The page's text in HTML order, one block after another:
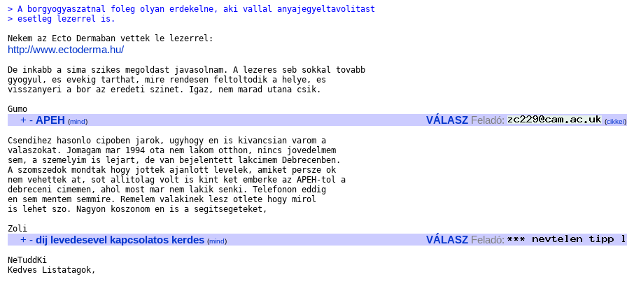
> A borgyogyaszatnal foleg olyan erdekelne, aki vallal anyajegyeltavolitast
> esetleg lezerrel is.
http://www.ectoderma.hu/
De inkabb a sima szikes megoldast javasolnam. A lezeres seb sokkal tovabb
gyogyul, es evekig tarthat, mire rendesen feltoltodik a helye, es
visszanyeri a bor az eredeti szinet. Igaz, nem marad utana csik.
+ - APEH (mind) VÁLASZ Feladó: (cikkei)
Csendihez hasonlo cipoben jarok, ugyhogy en is kivancsian varom a
valaszokat. Jomagam mar 1994 ota nem lakom otthon, nincs jovedelmem
sem, a szemelyim is lejart, de van bejelentett lakcimem Debrecenben.
A szomszedok mondtak hogy jottek ajanlott levelek, amiket persze ok
nem vehettek at, sot allitolag volt is kint ket emberke az APEH-tol a
debreceni cimemen, ahol most mar nem lakik senki. Telefonon eddig
en sem mentem semmire. Remelem valakinek lesz otlete hogy mirol
is lehet szo. Nagyon koszonom en is a segitsegeteket,
+ - dij levedesevel kapcsolatos kerdes (mind) VÁLASZ Feladó:
NeTuddKi
Kedves Listatagok,